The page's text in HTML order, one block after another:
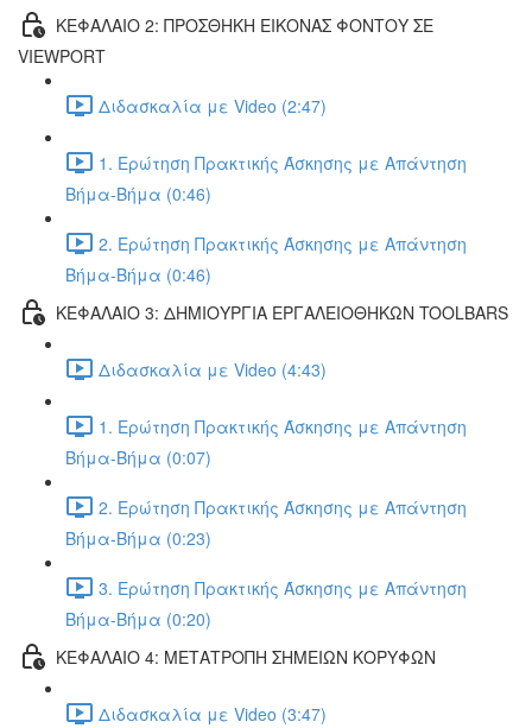
ΚΕΦΑΛΑΙΟ 2: ΠΡΟΣΘΗΚΗ ΕΙΚΟΝΑΣ ΦΟΝΤΟΥ ΣΕ
VIEWPORT
Διδασκαλία με Video (2:47)
1. Ερώτηση Πρακτικής Άσκησης με Απάντηση
Βήμα-Βήμα (0:46)
2. Ερώτηση Πρακτικής Άσκησης με Απάντηση
Βήμα-Βήμα (0:46)
ΚΕΦΑΛΑΙΟ 3: ΔΗΜΙΟΥΡΓΙΑ ΕΡΓΑΛΕΙΟΘΗΚΩΝ TOOLBARS
Διδασκαλία με Video (4:43)
1. Ερώτηση Πρακτικής Άσκησης με Απάντηση
Βήμα-Βήμα (0:07)
2. Ερώτηση Πρακτικής Άσκησης με Απάντηση
Βήμα-Βήμα (0:23)
3. Ερώτηση Πρακτικής Άσκησης με Απάντηση
Βήμα-Βήμα (0:20)
ΚΕΦΑΛΑΙΟ 4: ΜΕΤΑΤΡΟΠΗ ΣΗΜΕΙΩΝ ΚΟΡΥΦΩΝ
Διδασκαλία με Video (3:47)